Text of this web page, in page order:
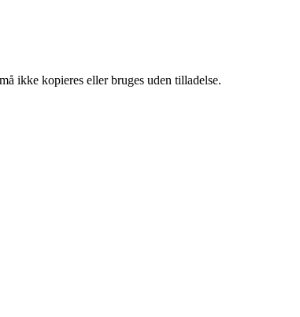
ikke kopieres eller bruges uden tilladelse.